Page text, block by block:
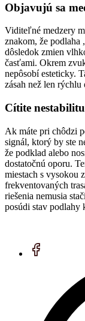
Objavujú sa
Viditeľné medzery
znakom, že podlaha
dôsledok zmien
časťami. Okrem
nepôsobí esteticky.
zásah než len rýchlu
Cítite
Ak máte pri chôdzi
signál, ktorý by ste
že podklad alebo
dostatočnú oporu.
miestach s vysokou
frekventovaných
riešenia nemusia
posúdi stav podlahy